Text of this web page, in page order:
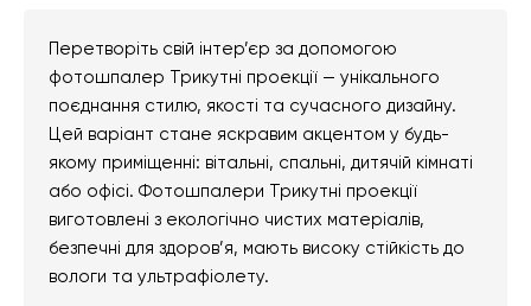
Перетворіть свій інтер’єр за допомогою
фотошпалер Трикутні проекції — унікального
поєднання стилю, якості та сучасного дизайну.
Цей варіант стане яскравим акцентом у будь-
якому приміщенні: вітальні, спальні, дитячій кімнаті
або офісі. Фотошпалери Трикутні проекції
виготовлені з екологічно чистих матеріалів,
безпечні для здоров’я, мають високу стійкість до
вологи та ультрафіолету.